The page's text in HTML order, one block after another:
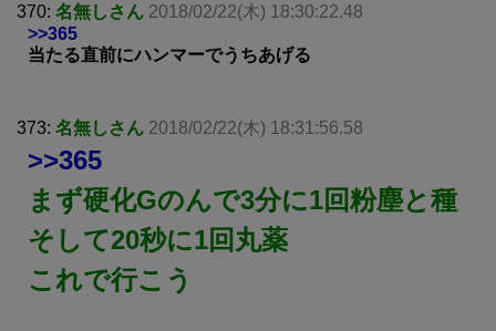
370: 名無しさん 2018/02/22(木) 18:30:22.48
>>365
当たる直前にハンマーでうちあげる
373: 名無しさん 2018/02/22(木) 18:31:56.58
>>365
まず硬化Gのんで3分に1回粉塵と種
そして20秒に1回丸薬
これで行こう